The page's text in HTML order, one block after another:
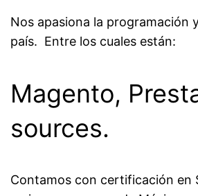
Nos apasiona la programación
país. Entre los cuales están:
Magento,
sources.
Contamos con certificación en